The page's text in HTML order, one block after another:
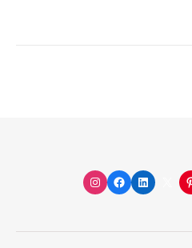
Instagram
FacebookLinkedIn